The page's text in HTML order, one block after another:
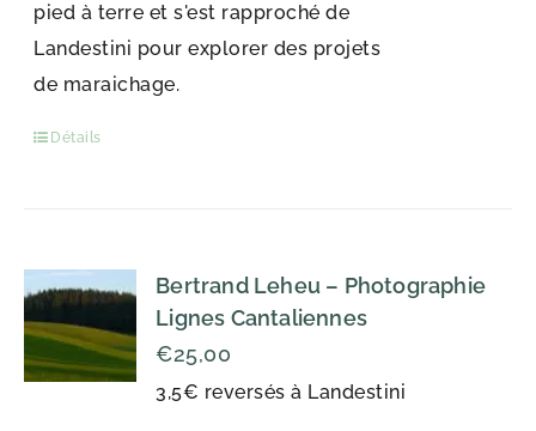
pied à terre et s'est rapproché de
Landestini pour explorer des projets
de maraichage.
Détails
Bertrand Leheu – Photographie
Lignes Cantaliennes
3,5€ reversés à Landestini
€25,00